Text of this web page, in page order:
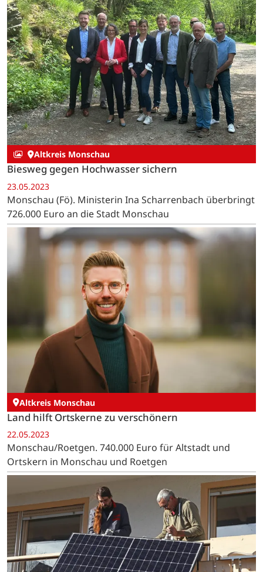
Altkreis Monschau
Biesweg gegen Hochwasser sichern
23.05.2023
Monschau (Fö). Ministerin Ina Scharrenbach überbringt
726.000 Euro an die Stadt Monschau
Altkreis Monschau
Land hilft Ortskerne zu verschönern
22.05.2023
Monschau/Roetgen. 740.000 Euro für Altstadt und
Ortskern in Monschau und Roetgen